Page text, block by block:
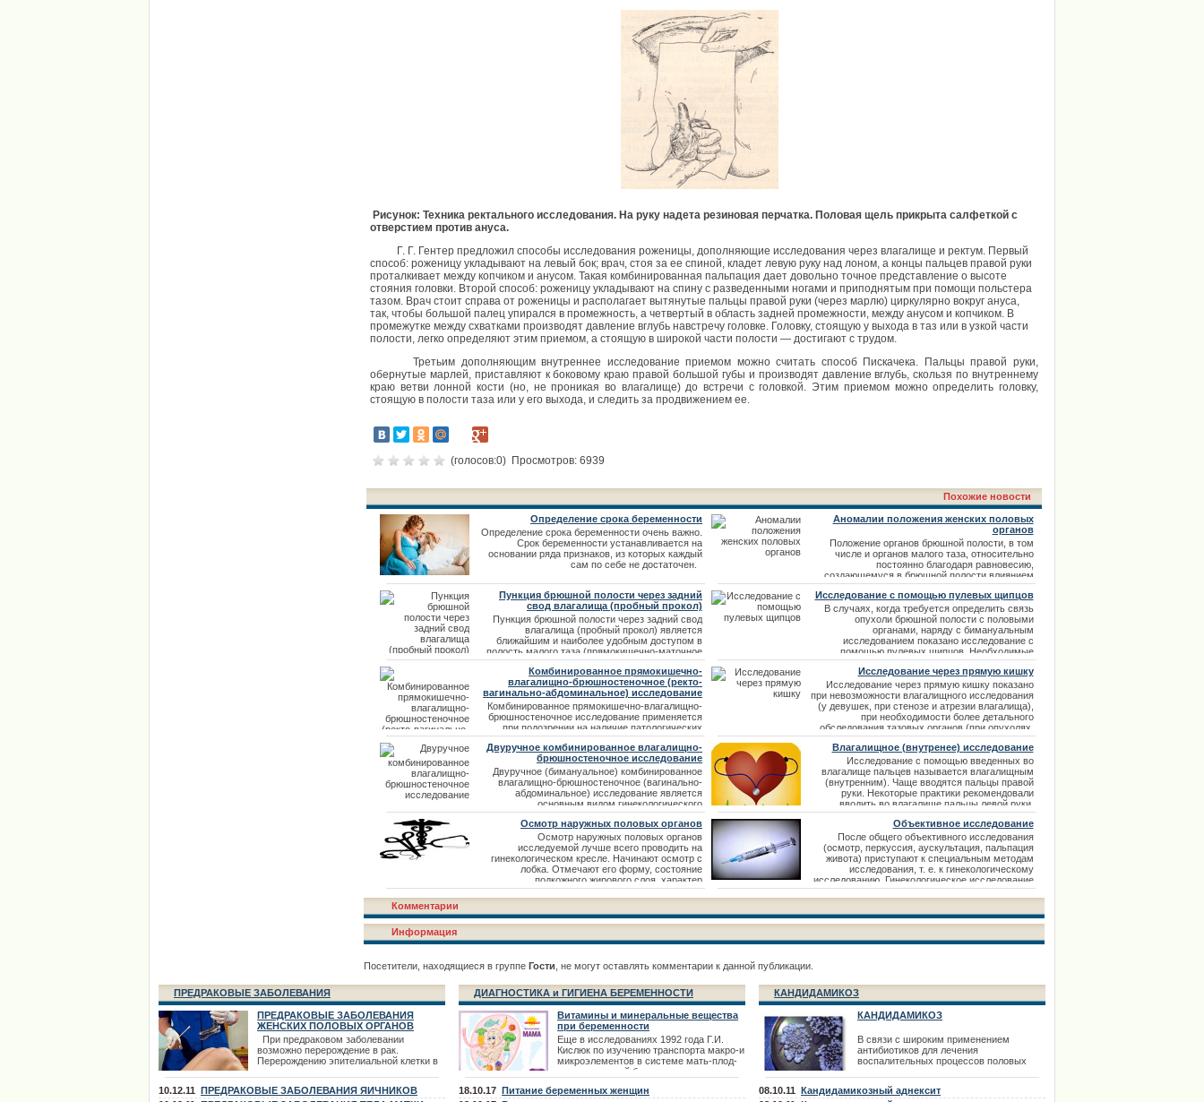
Рисунок: Техника ректального исследования. На руку надета резиновая перчатка. Половая щель прикрыта салфеткой с
отверстием против ануса.
Г. Г. Гентер предложил способы исследования роженицы, дополняющие исследования через влагалище и ректум. Первый
способ: роженицу укладывают на левый бок; врач, стоя за ее спиной, кладет левую руку над лоном, а концы пальцев правой руки
проталкивает между копчиком и анусом. Такая комбинированная пальпация дает довольно точное представление о высоте
стояния головки. Второй способ: роженицу укладывают на спину с разведенными ногами и приподнятым при помощи польстера
тазом. Врач стоит справа от роженицы и располагает вытянутые пальцы правой руки (через марлю) циркулярно вокруг ануса,
так, чтобы большой палец упирался в промежность, а четвертый в область задней промежности, между анусом и копчиком. В
промежутке между схватками производят давление вглубь навстречу головке. Головку, стоящую у выхода в таз или в узкой части
полости, легко определяют этим приемом, а стоящую в широкой части полости — достигают с трудом.
Третьим дополняющим внутреннее исследование приемом можно считать способ Пискачека. Пальцы правой руки,
обернутые марлей, приставляют к боковому краю правой большой губы и производят давление вглубь, скользя по внутреннему
краю ветви лонной кости (но, не проникая во влагалище) до встречи с головкой. Этим приемом можно определить головку,
стоящую в полости таза или у его выхода, и следить за продвижением ее.
(голосов:0) Просмотров: 6939
Похожие новости
Определение срока беременности
Определение срока беременности очень важно.
Срок беременности устанавливается на
основании ряда признаков, из которых каждый
сам по себе не достаточен.
Аномалии положения женских половых
органов
Положение органов брюшной полости, в том
числе и органов малого таза, относительно
постоянно благодаря равновесию,
создающемуся в брюшной полости влиянием
диафрагмы, передней брюшной стенки и мышц
промежности, а также взаимной поддержкой
органов. Вместе с тем, матка с яичниками и
маточными трубами обладает некоторой
физиологической подвижностью, что
способствует нормальному течению
беременности и родов и
Пункция брюшной полости через задний
свод влагалища (пробный прокол)
Пункция брюшной полости через задний свод
влагалища (пробный прокол) является
ближайшим и наиболее удобным доступом в
полость малого таза (прямокишечно-маточное
углубление, дугласово пространство), где
скапливается жидкость (кровь, гной, экссудат)
при различных патологических процессах, чаще
гинекологического происхождения. Ниже шейки
матки в области заднего свода межд
Исследование с помощью пулевых щипцов
В случаях, когда требуется определить связь
опухоли брюшной полости с половыми
органами, наряду с бимануальным
исследованием показано исследование с
помощью пулевых щипцов. Необходимые
инструменты — ложкообразные зеркала,
подъемник и пулевые щипцы. Шейку матки
обнажают зеркалами, обрабатывают спиртом,
на переднюю губу накладывают пулевые щипцы
(можно вторые щипц
Комбинированное прямокишечно-
влагалищно-брюшностеночное (ректо-
вагинально-абдоминальное) исследование
Комбинированное прямокишечно-влагалищно-
брюшностеночное исследование применяется
при подозрении на наличие патологических
процессов в стенке влагалища, прямой кишки
или прямокишечно-влагалищной перегородке.
Указательный палец вводится во влагалище, а
средний — в прямую кишку (в некоторых
случаях для изучения пузырно-маточного
пространства в передний свод вводится
большой палец, а в прямую
Исследование через прямую кишку
Исследование через прямую кишку показано
при невозможности влагалищного исследования
(у девушек, при стенозе и атрезии влагалища),
при необходимости более детального
обследования тазовых органов (при опухолях,
чтобы определить степень их распространения
на тазовую клетчатку и стенки кишки), а также
при воспалительных заболеваниях, чтобы
определить состояние крестцово-маточных
связок
Двуручное комбинированное влагалищно-
брюшностеночное исследование
Двуручное (бимануальное) комбинированное
влагалищно-брюшностеночное (вагинально-
абдоминальное) исследование является
основным видом гинекологического
исследования, так как позволяет установить
положение, величину, форму матки, определить
состояние придатков, тазовой брюшины и
клетчатки. Двуручное исследование является
продолжением влагалищного внутреннего
исследования,
Влагалищное (внутренее) исследование
Исследование с помощью введенных во
влагалище пальцев называется влагалищным
(внутренним). Чаще вводятся пальцы правой
руки. Некоторые практики рекомендовали
вводить во влагалище пальцы левой руки,
чтобы снаружи пальпировать правой рукой.
Правильнее исследовать той рукой, которой
удобнее. Приступая к исследованию, врач
становится между раздвинутыми бедрами
больной,
Осмотр наружных половых органов
Осмотр наружных половых органов
исследуемой лучше всего проводить на
гинекологическом кресле. Начинают осмотр с
лобка. Отмечают его форму, состояние
подкожного жирового слоя, характер
волосистости (горизонтальная граница
волосистости над лобком характерна для
женского типа, если волосистость поднимается
по белой линии к пупку — это мужской тип,
интерсексуального т
Объективное исследование
После общего объективного исследования
(осмотр, перкуссия, аускультация, пальпация
живота) приступают к специальным методам
исследования, т. е. к гинекологическому
исследованию. Гинекологическое исследование
желательно проводить на гинекологическом
кресле. Перед исследованием женщина должна
опорожнить мочевой пузырь, а при
необходимости, и прямую кишку. Женщина
Комментарии
Информация
Посетители, находящиеся в группе Гости , не могут оставлять комментарии к данной публикации.
ПРЕДРАКОВЫЕ ЗАБОЛЕВАНИЯ
ПРЕДРАКОВЫЕ ЗАБОЛЕВАНИЯ
ЖЕНСКИХ ПОЛОВЫХ ОРГАНОВ
При предраковом заболевании
возможно перерождение в рак.
Перерождению эпителиальной клетки в
изменений клеточных элементов. К
10.12.11 ПРЕДРАКОВЫЕ ЗАБОЛЕВАНИЯ ЯИЧНИКОВ
ДИАГНОСТИКА и ГИГИЕНА БЕРЕМЕННОСТИ
Витамины и минеральные вещества
при беременности
Еще в исследованиях 1992 года Г.И.
Кислюк по изучению транспорта макро-и
микроэлементов в системе мать-плод-
новорожденный были выявлены -
18.10.17 Питание беременных женщин
КАНДИДАМИКОЗ
КАНДИДАМИКОЗ
В связи с широким применением
антибиотиков для лечения
воспалительных процессов половых
половых органов. Кандидамикоз может
08.10.11 Кандидамикозный аднексит